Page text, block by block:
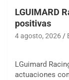
LGUIMARD
positivas
4 agosto, 2026
LGuimard
actuaciones